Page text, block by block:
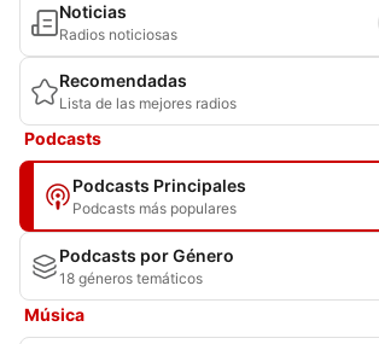
Noticias
Radios noticiosas
Recomendadas
Lista de las mejores radios
Podcasts
Podcasts Principales
Podcasts más populares
Podcasts por Género
18 géneros temáticos
Música